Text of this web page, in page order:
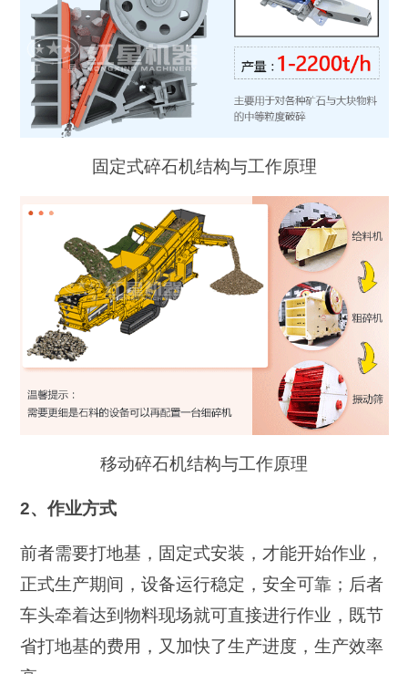
固定式碎石机结构与工作原理
移动碎石机结构与工作原理
2、作业方式
前者需要打地基，固定式安装，才能开始作业，
正式生产期间，设备运行稳定，安全可靠；后者
车头牵着达到物料现场就可直接进行作业，既节
省打地基的费用，又加快了生产进度，生产效率